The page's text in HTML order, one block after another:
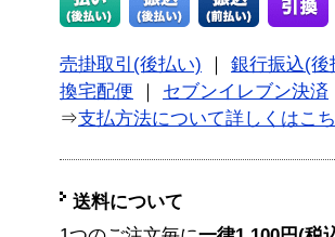
売掛取引(後払い)
銀行振込(後
換宅配便
セブンイレブン決済
⇒支払方法について詳しくはこ
送料について